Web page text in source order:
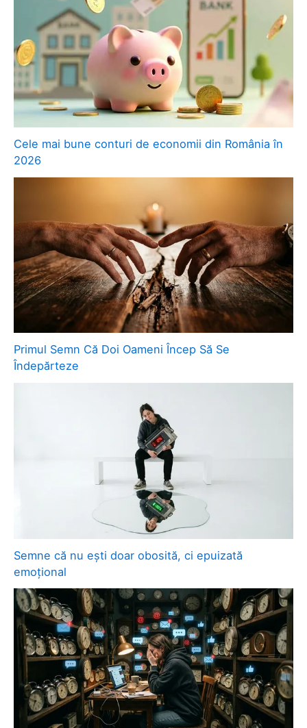
Cele mai bune conturi de economii din România în
2026
Primul Semn Că Doi Oameni Încep Să Se
Îndepărteze
Semne că nu ești doar obosită, ci epuizată
emoțional